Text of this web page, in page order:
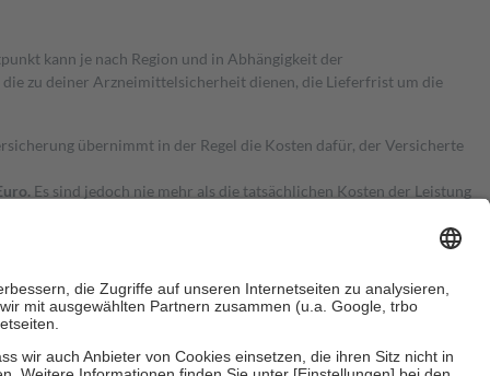
kann je nach Region und in Abhängigkeit der
zu deiner Arzneimittelsicherheit dienen, die Lieferfrist um die
übernimmt in der Regel die Kosten dafür, der Versicherte
Es sind jedoch nie mehr als die tatsächlichen Kosten der Leistung
Zuzahlungen an bei: